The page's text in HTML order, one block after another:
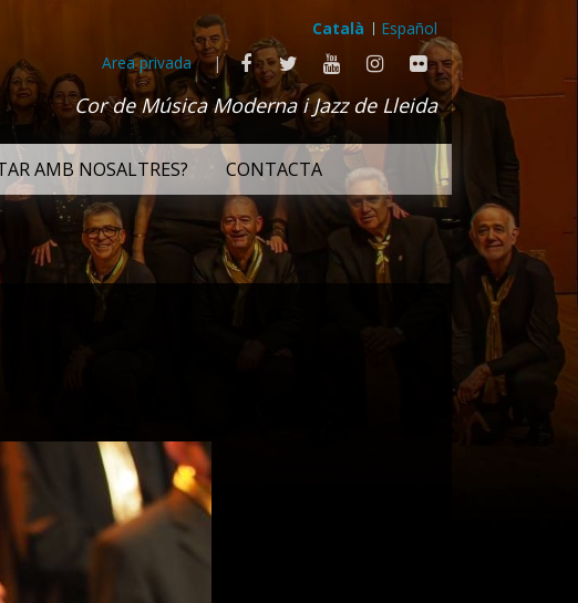
Català
Español
Area privada
|
Cor de Música Moderna i Jazz de Lleida
AMB NOSALTRES? CONTACTA